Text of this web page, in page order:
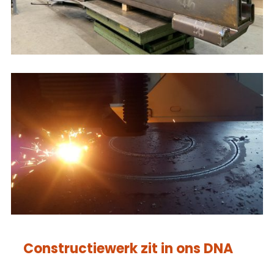
Constructiewerk zit in ons DNA